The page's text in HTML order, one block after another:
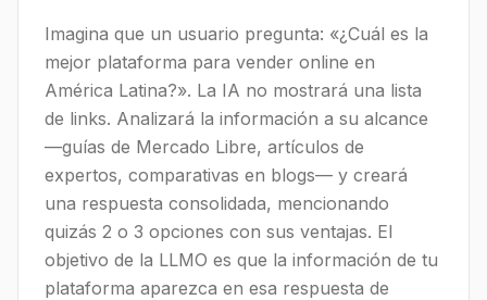
Imagina que un usuario pregunta: «¿Cuál es la
mejor plataforma para vender online en
América Latina?». La IA no mostrará una lista
de links. Analizará la información a su alcance
—guías de Mercado Libre, artículos de
expertos, comparativas en blogs— y creará
una respuesta consolidada, mencionando
quizás 2 o 3 opciones con sus ventajas. El
objetivo de la LLMO es que la información de tu
plataforma aparezca en esa respuesta de